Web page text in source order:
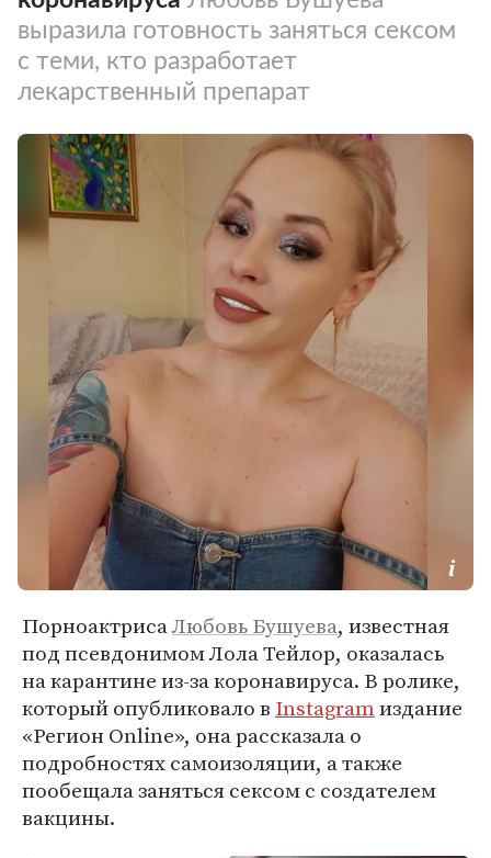
выразила готовность заняться сексом
с теми, кто разработает
лекарственный препарат
ПорноактрисаЛюбовь Бушуева, известная
под псевдонимом Лола Тейлор, оказалась
на карантине из-за коронавируса. В ролике,
который опубликовало в Instagramиздание
«Регион Online», она рассказала о
подробностях самоизоляции, а также
пообещала заняться сексом с создателем
вакцины.